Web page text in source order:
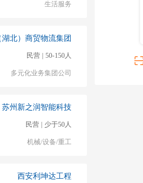
生活服务
北）商贸物流集团
民营 | 50-150人
多元化业务集团公司
苏州新之润智能科技
民营 | 少于50人
机械/设备/重工
西安利坤达工程